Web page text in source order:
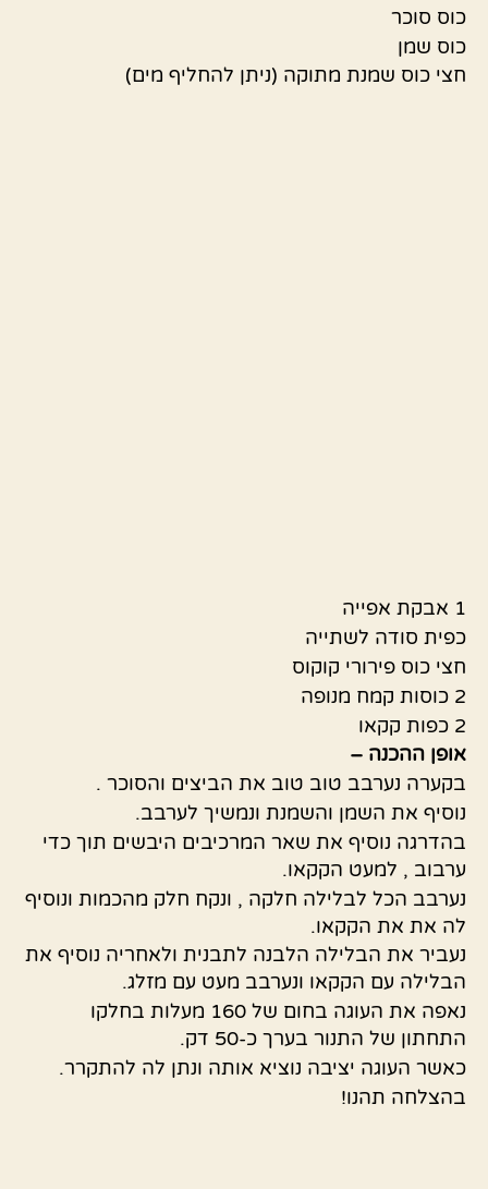
כוס סוכר
כוס שמן
חצי כוס שמנת מתוקה (ניתן להחליף מים)
1 אבקת אפייה
כפית סודה לשתייה
חצי כוס פירורי קוקוס
2 כוסות קמח מנופה
2 כפות קקאו
אופן ההכנה –
בקערה נערבב טוב טוב את הביצים והסוכר .
נוסיף את השמן והשמנת ונמשיך לערבב.
בהדרגה נוסיף את שאר המרכיבים היבשים תוך כדי
ערבוב , למעט הקקאו.
נערבב הכל לבלילה חלקה , ונקח חלק מהכמות ונוסיף
לה את את הקקאו.
נעביר את הבלילה הלבנה לתבנית ולאחריה נוסיף את
הבלילה עם הקקאו ונערבב מעט עם מזלג.
נאפה את העוגה בחום של 160 מעלות בחלקו
התחתון של התנור בערך כ-50 דק.
כאשר העוגה יציבה נוציא אותה ונתן לה להתקרר.
בהצלחה תהנו!